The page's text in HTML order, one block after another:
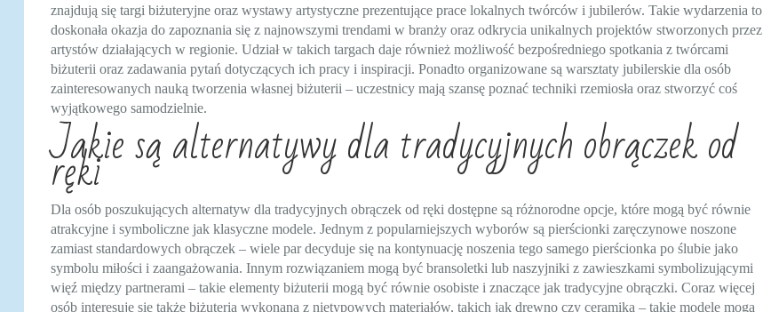
znajdują się targi biżuteryjne oraz wystawy artystyczne prezentujące prace lokalnych twórców i jubilerów. Takie wydarzenia to
doskonała okazja do zapoznania się z najnowszymi trendami w branży oraz odkrycia unikalnych projektów stworzonych przez
artystów działających w regionie. Udział w takich targach daje również możliwość bezpośredniego spotkania z twórcami
biżuterii oraz zadawania pytań dotyczących ich pracy i inspiracji. Ponadto organizowane są warsztaty jubilerskie dla osób
zainteresowanych nauką tworzenia własnej biżuterii – uczestnicy mają szansę poznać techniki rzemiosła oraz stworzyć coś
wyjątkowego samodzielnie.
Jakie są alternatywy dla tradycyjnych obrączek od
ręki
Dla osób poszukujących alternatyw dla tradycyjnych obrączek od ręki dostępne są różnorodne opcje, które mogą być równie
atrakcyjne i symboliczne jak klasyczne modele. Jednym z popularniejszych wyborów są pierścionki zaręczynowe noszone
zamiast standardowych obrączek – wiele par decyduje się na kontynuację noszenia tego samego pierścionka po ślubie jako
symbolu miłości i zaangażowania. Innym rozwiązaniem mogą być bransoletki lub naszyjniki z zawieszkami symbolizującymi
więź między partnerami – takie elementy biżuterii mogą być równie osobiste i znaczące jak tradycyjne obrączki. Coraz więcej
osób interesuje się także biżuterią wykonaną z nietypowych materiałów, takich jak drewno czy ceramika – takie modele mogą